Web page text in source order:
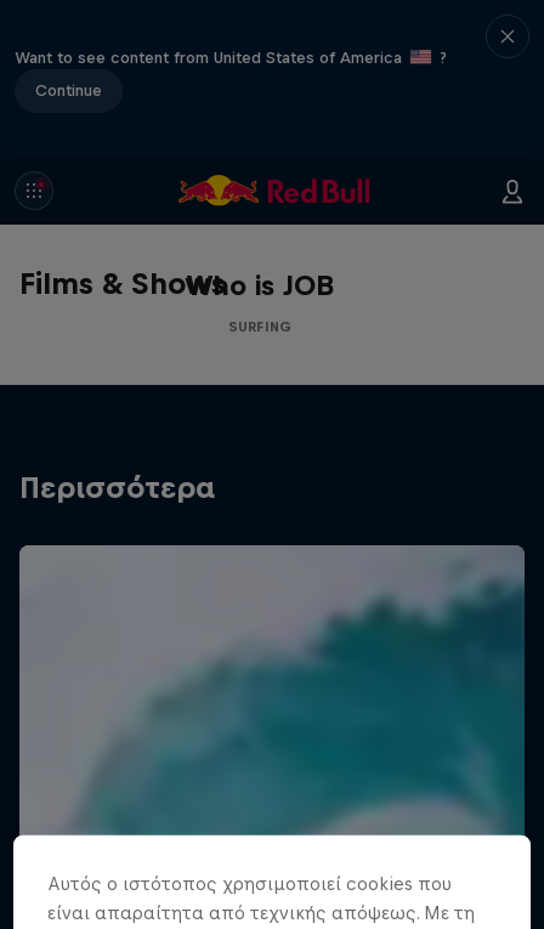
Want to see content from United States of America
?
Continue
Films & ShowsWho is JOB
SURFING
Περισσότερα
Αυτός ο ιστότοπος χρησιμοποιεί cookies που
είναι απαραίτητα από τεχνικής απόψεως. Με τη